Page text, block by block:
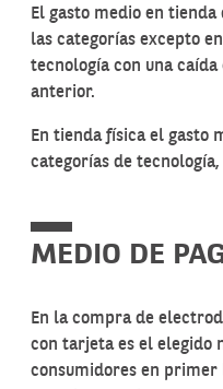
El gasto medio en
las categorías excepto
tecnología con una
anterior.
En tienda física el gasto
categorías de
MEDIO DE
En la compra de
con tarjeta es el elegido
consumidores en primer